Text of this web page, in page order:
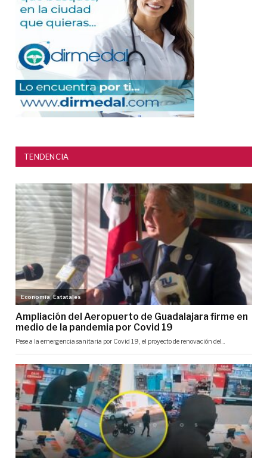
TENDENCIA